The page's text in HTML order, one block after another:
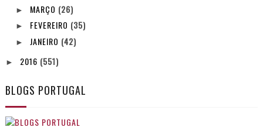
► MARÇO (26)
► FEVEREIRO (35)
► JANEIRO (42)
► 2016 (551)
BLOGS PORTUGAL